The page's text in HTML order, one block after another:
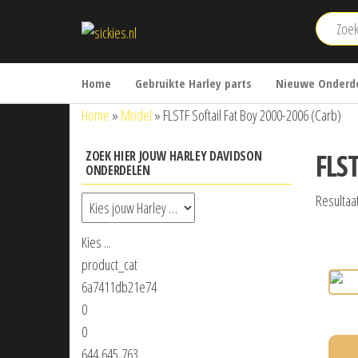
Home Gebruikte Harley parts Nieuwe
Home » Model » FLSTF Softail Fat Boy 2000-2006 (Carb)
ZOEK HIER JOUW HARLEY DAVIDSON
ONDERDELEN
Kies ...
product_cat
6a7411db21e74
0
0
644,645,763